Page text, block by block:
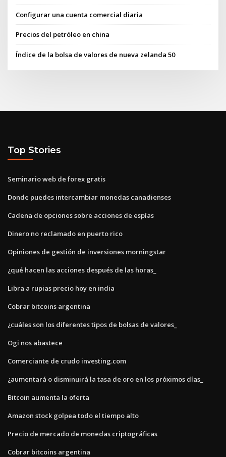
Configurar una cuenta comercial diaria
Precios del petróleo en china
Índice de la bolsa de valores de nueva zelanda 50
Top Stories
Seminario web de forex gratis
Donde puedes intercambiar monedas canadienses
Cadena de opciones sobre acciones de espías
Dinero no reclamado en puerto rico
Opiniones de gestión de inversiones morningstar
¿qué hacen las acciones después de las horas_
Libra a rupias precio hoy en india
Cobrar bitcoins argentina
¿cuáles son los diferentes tipos de bolsas de valores_
Ogi nos abastece
Comerciante de crudo investing.com
¿aumentará o disminuirá la tasa de oro en los próximos días_
Bitcoin aumenta la oferta
Amazon stock golpea todo el tiempo alto
Precio de mercado de monedas criptográficas
Cobrar bitcoins argentina